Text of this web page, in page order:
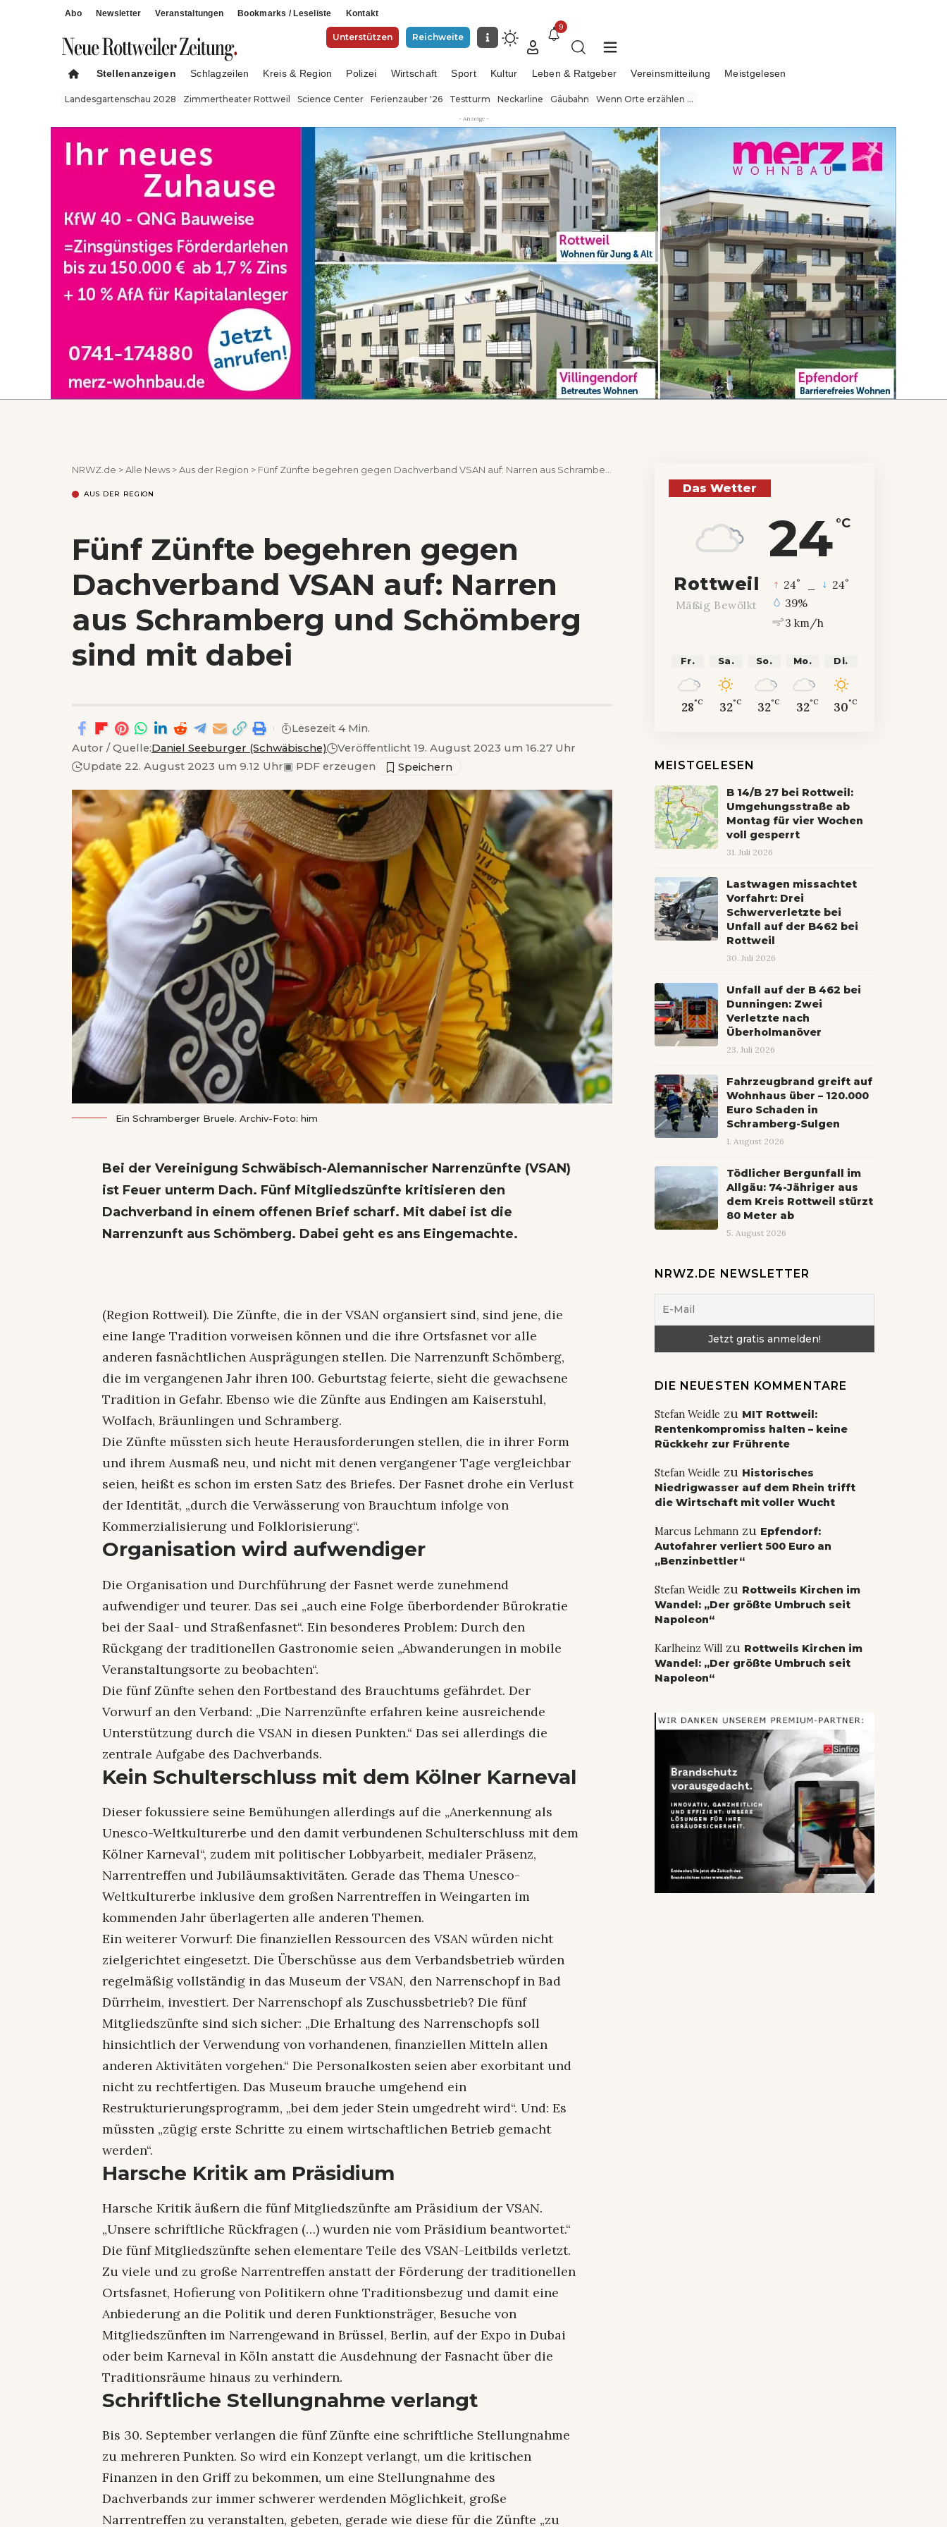
Abo Newsletter Veranstaltungen Bookmarks / Leseliste Kontakt
Unterstützen Reichweite
9
Stellenanzeigen Schlagzeilen Kreis & Region Polizei Wirtschaft Sport Kultur Leben & Ratgeber Vereinsmitteilung Meistgelesen
Landesgartenschau 2028 Zimmertheater Rottweil Science Center Ferienzauber '26 Testturm Neckarline Gäubahn Wenn Orte erzählen ...
- Anzeige -
NRWZ.de >Alle News >Aus der Region > Fünf Zünfte begehren gegen Dachverband VSAN auf: Narren aus Schramberg und Schömberg sind mit dabei
AUS DER REGION
Fünf Zünfte begehren gegen
Dachverband VSAN auf: Narren
aus Schramberg und Schömberg
sind mit dabei
Autor / Quelle:Daniel Seeburger (Schwäbische)
Veröffentlicht 19. August 2023 um 16.27 Uhr
Update 22. August 2023 um 9.12 Uhr▣ PDF erzeugen
Lesezeit 4 Min.
Ein Schramberger Bruele. Archiv-Foto: him
Bei der Vereinigung Schwäbisch-Alemannischer Narrenzünfte (VSAN)
ist Feuer unterm Dach. Fünf Mitgliedszünfte kritisieren den
Dachverband in einem offenen Brief scharf. Mit dabei ist die
Narrenzunft aus Schömberg. Dabei geht es ans Eingemachte.
(Region Rottweil). Die Zünfte, die in der VSAN organsiert sind, sind jene, die
eine lange Tradition vorweisen können und die ihre Ortsfasnet vor alle
anderen fasnächtlichen Ausprägungen stellen. Die Narrenzunft Schömberg,
die im vergangenen Jahr ihren 100. Geburtstag feierte, sieht die gewachsene
Tradition in Gefahr. Ebenso wie die Zünfte aus Endingen am Kaiserstuhl,
Wolfach, Bräunlingen und Schramberg.
Die Zünfte müssten sich heute Herausforderungen stellen, die in ihrer Form
und ihrem Ausmaß neu, und nicht mit denen vergangener Tage vergleichbar
seien, heißt es schon im ersten Satz des Briefes. Der Fasnet drohe ein Verlust
der Identität, „durch die Verwässerung von Brauchtum infolge von
Kommerzialisierung und Folklorisierung“.
Organisation wird aufwendiger
Die Organisation und Durchführung der Fasnet werde zunehmend
aufwendiger und teurer. Das sei „auch eine Folge überbordender Bürokratie
bei der Saal- und Straßenfasnet“. Ein besonderes Problem: Durch den
Rückgang der traditionellen Gastronomie seien „Abwanderungen in mobile
Veranstaltungsorte zu beobachten“.
Die fünf Zünfte sehen den Fortbestand des Brauchtums gefährdet. Der
Vorwurf an den Verband: „Die Narrenzünfte erfahren keine ausreichende
Unterstützung durch die VSAN in diesen Punkten.“ Das sei allerdings die
zentrale Aufgabe des Dachverbands.
Kein Schulterschluss mit dem Kölner Karneval
Dieser fokussiere seine Bemühungen allerdings auf die „Anerkennung als
Unesco-Weltkulturerbe und den damit verbundenen Schulterschluss mit dem
Kölner Karneval“, zudem mit politischer Lobbyarbeit, medialer Präsenz,
Narrentreffen und Jubiläumsaktivitäten. Gerade das Thema Unesco-
Weltkulturerbe inklusive dem großen Narrentreffen in Weingarten im
kommenden Jahr überlagerten alle anderen Themen.
Ein weiterer Vorwurf: Die finanziellen Ressourcen des VSAN würden nicht
zielgerichtet eingesetzt. Die Überschüsse aus dem Verbandsbetrieb würden
regelmäßig vollständig in das Museum der VSAN, den Narrenschopf in Bad
Dürrheim, investiert. Der Narrenschopf als Zuschussbetrieb? Die fünf
Mitgliedszünfte sind sich sicher: „Die Erhaltung des Narrenschopfs soll
hinsichtlich der Verwendung von vorhandenen, finanziellen Mitteln allen
anderen Aktivitäten vorgehen.“ Die Personalkosten seien aber exorbitant und
nicht zu rechtfertigen. Das Museum brauche umgehend ein
Restrukturierungsprogramm, „bei dem jeder Stein umgedreht wird“. Und: Es
müssten „zügig erste Schritte zu einem wirtschaftlichen Betrieb gemacht
werden“.
Harsche Kritik am Präsidium
Harsche Kritik äußern die fünf Mitgliedszünfte am Präsidium der VSAN.
„Unsere schriftliche Rückfragen (…) wurden nie vom Präsidium beantwortet.“
Die fünf Mitgliedszünfte sehen elementare Teile des VSAN-Leitbilds verletzt.
Zu viele und zu große Narrentreffen anstatt der Förderung der traditionellen
Ortsfasnet, Hofierung von Politikern ohne Traditionsbezug und damit eine
Anbiederung an die Politik und deren Funktionsträger, Besuche von
Mitgliedszünften im Narrengewand in Brüssel, Berlin, auf der Expo in Dubai
oder beim Karneval in Köln anstatt die Ausdehnung der Fasnacht über die
Traditionsräume hinaus zu verhindern.
Schriftliche Stellungnahme verlangt
Bis 30. September verlangen die fünf Zünfte eine schriftliche Stellungnahme
zu mehreren Punkten. So wird ein Konzept verlangt, um die kritischen
Finanzen in den Griff zu bekommen, um eine Stellungnahme des
Dachverbands zur immer schwerer werdenden Möglichkeit, große
Narrentreffen zu veranstalten, gebeten, gerade wie diese für die Zünfte „zu
Das Wetter
24 °C
Rottweil
Mäßig Bewölkt
24° 24°
39%
3 km/h
Fr.
28°C
Sa.
32°C
So.
32°C
Mo.
32°C
Di.
30°C
MEISTGELESEN
B 14/B 27 bei Rottweil:
Umgehungsstraße ab
Montag für vier Wochen
voll gesperrt
31. Juli 2026
Lastwagen missachtet
Vorfahrt: Drei
Schwerverletzte bei
Unfall auf der B462 bei
Rottweil
30. Juli 2026
Unfall auf der B 462 bei
Dunningen: Zwei
Verletzte nach
Überholmanöver
23. Juli 2026
Fahrzeugbrand greift auf
Wohnhaus über – 120.000
Euro Schaden in
Schramberg-Sulgen
1. August 2026
Tödlicher Bergunfall im
Allgäu: 74-Jähriger aus
dem Kreis Rottweil stürzt
80 Meter ab
5. August 2026
NRWZ.DE NEWSLETTER
DIE NEUESTEN KOMMENTARE
Stefan Weidle zu MIT Rottweil:
Rentenkompromiss halten – keine
Rückkehr zur Frührente
Stefan Weidle zu Historisches
Niedrigwasser auf dem Rhein trifft
die Wirtschaft mit voller Wucht
Marcus Lehmannzu Epfendorf:
Autofahrer verliert 500 Euro an
„Benzinbettler“
Stefan Weidle zu Rottweils Kirchen im
Wandel: „Der größte Umbruch seit
Napoleon“
Karlheinz Willzu Rottweils Kirchen im
Wandel: „Der größte Umbruch seit
Napoleon“